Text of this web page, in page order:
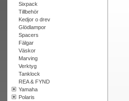
Sixpack
Tillbehör
Kedjor o drev
Glödlampor
Spacers
Fälgar
Väskor
Marving
Verktyg
Tanklock
REA & FYND
Yamaha
Polaris